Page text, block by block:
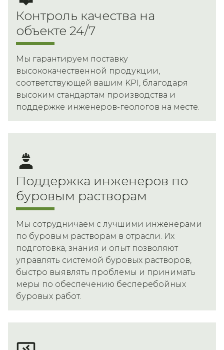
Контроль качества на
объекте 24/7
Мы гарантируем поставку
высококачественной продукции,
соответствующей вашим KPI, благодаря
высоким стандартам производства и
поддержке инженеров-геологов на месте.
Поддержка инженеров по
буровым растворам
Мы сотрудничаем с лучшими инженерами
по буровым растворам в отрасли. Их
подготовка, знания и опыт позволяют
управлять системой буровых растворов,
быстро выявлять проблемы и принимать
меры по обеспечению бесперебойных
буровых работ.